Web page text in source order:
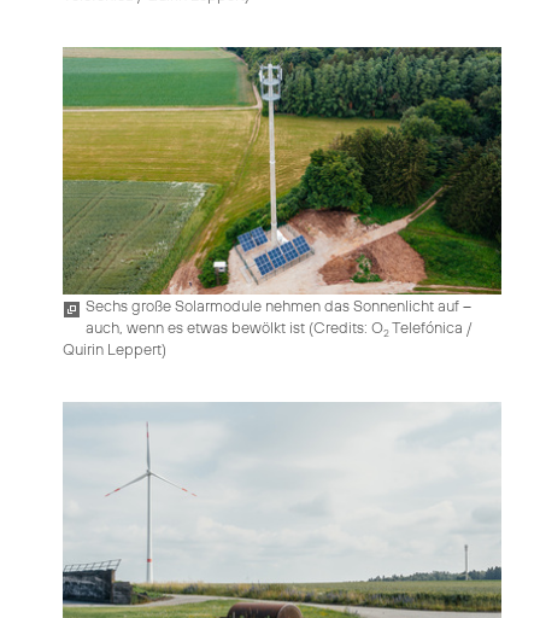
Sechs große Solarmodule nehmen das Sonnenlicht auf –
auch, wenn es etwas bewölkt ist (Credits: O2Telefónica /
Quirin Leppert)